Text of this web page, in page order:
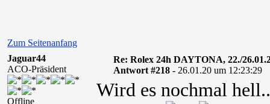
Zum Seitenanfang
Jaguar44
ACO-Präsident
Offline
Re: Rolex 24h DAYTONA, 22./
Antwort #218 - 26.01.20 um 12:23:29
Wird es nochmal